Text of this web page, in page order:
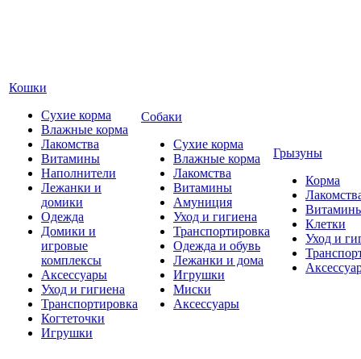
Кошки
Сухие корма
Влажные корма
Лакомства
Витамины
Наполнители
Лежанки и
домики
Одежда
Домики и
игровые
комплексы
Аксессуары
Уход и гигиена
Транспортировка
Когтеточки
Игрушки
Собаки
Сухие корма
Влажные корма
Лакомства
Витамины
Амуниция
Уход и гигиена
Транспортировка
Одежда и обувь
Лежанки и дома
Игрушки
Миски
Аксессуары
Грызуны
Корма
Клетки
Уход и